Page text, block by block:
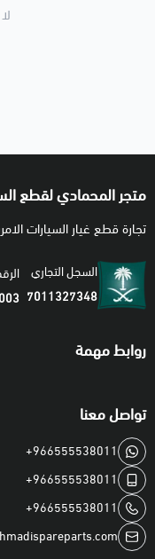
متجر المحمادي لقطع
تجارة قطع غيار السيارات
السجل التجاري
7011327348
روابط مهمة
تواصل معنا
+966555538011
+966555538011
+966555538011